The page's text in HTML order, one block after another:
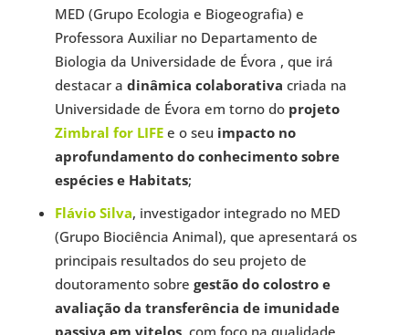
MED (Grupo Ecologia e Biogeografia) e
Professora Auxiliar no Departamento de
Biologia da Universidade de Évora , que irá
destacar a dinâmica colaborativa criada na
Universidade de Évora em torno do projeto
Zimbral for LIFEe o seu impacto no
aprofundamento do conhecimento sobre
espécies e Habitats;
Flávio Silva, investigador integrado no MED
(Grupo Biociência Animal), que apresentará os
principais resultados do seu projeto de
doutoramento sobre gestão do colostro e
avaliação da transferência de imunidade
passiva em vitelos, com foco na qualidade